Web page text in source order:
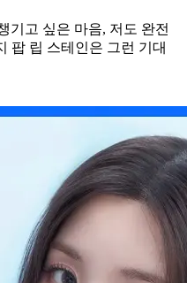
기고 싶은 마음, 저도 완전
팝 립 스테인은 그런 기대